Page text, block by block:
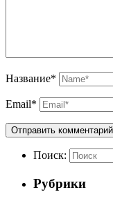
Название*
Email*
Поиск:
Рубрики